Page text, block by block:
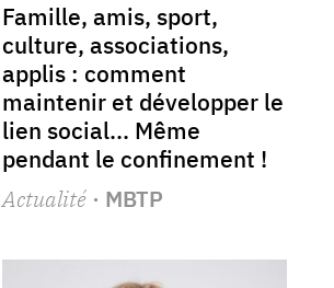
Famille, amis, sport,
culture, associations,
applis : comment
maintenir et développer le
lien social... Même
pendant le confinement !
Actualité· MBTP